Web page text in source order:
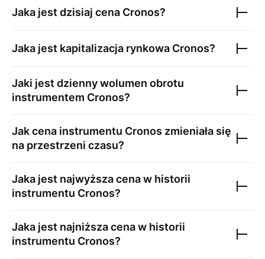
Jaka jest dzisiaj cena Cronos?
Jaka jest kapitalizacja rynkowa Cronos?
Jaki jest dzienny wolumen obrotu
instrumentem Cronos?
Jak cena instrumentu Cronos zmieniała się
na przestrzeni czasu?
Jaka jest najwyższa cena w historii
instrumentu Cronos?
Jaka jest najniższa cena w historii
instrumentu Cronos?